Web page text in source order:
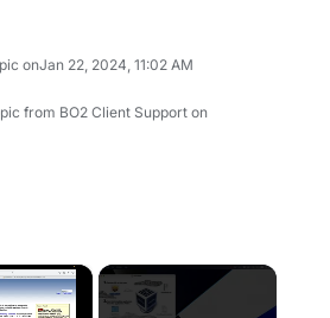
onJan 22, 2024, 11:02 AM
from BO2 Client Support on
×